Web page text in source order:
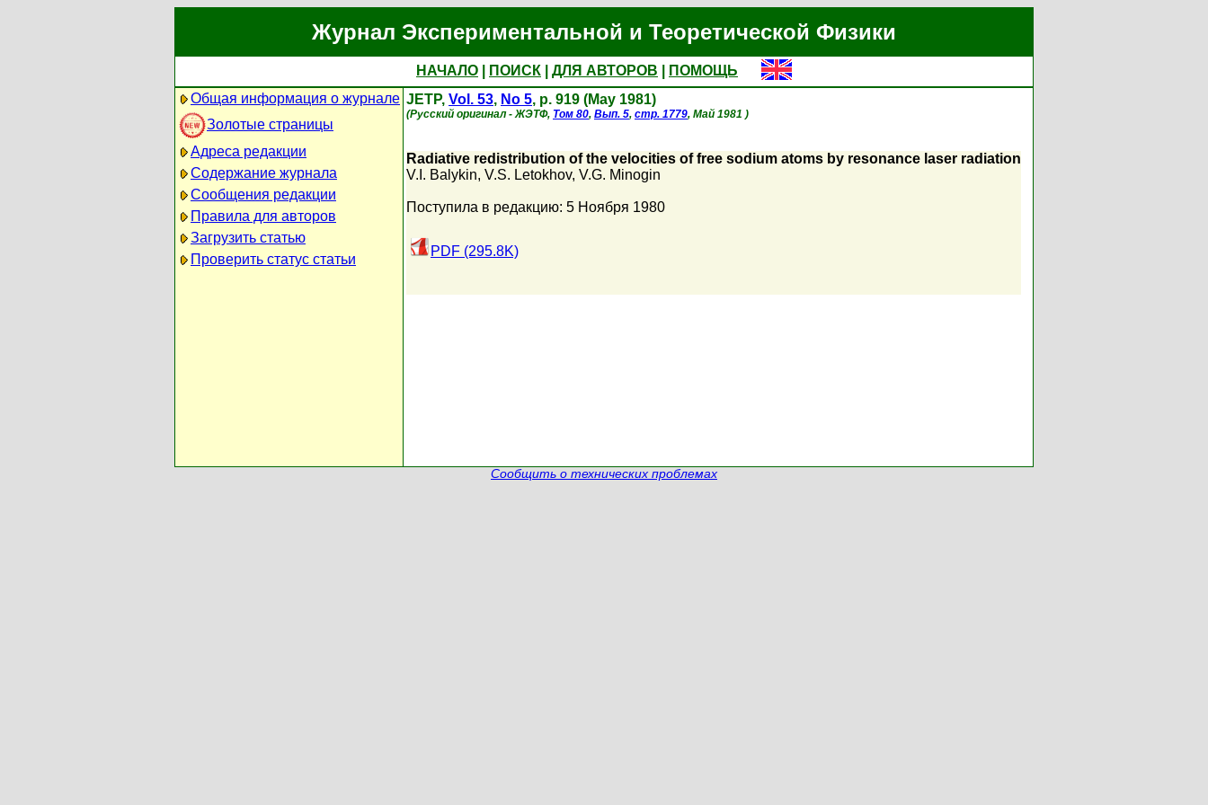
Журнал Экспериментальной и Теоретической Физики
НАЧАЛО ПОИСК ДЛЯ АВТОРОВ
ПОМОЩЬ
Общая информация о журнале
Золотые страницы
Адреса редакции
Содержание журнала
Сообщения редакции
Правила для авторов
Загрузить статью
Проверить статус статьи
JETP, Vol. 53, No 5, p. 919 (May 1981)
(Русский оригинал - ЖЭТФ, Том 80, Вып. 5, стр. 1779, Май 1981 )
Radiative redistribution of the velocities of free sodium atoms by resonance laser radiation
V.I. Balykin, V.S. Letokhov, V.G. Minogin
Поступила в редакцию: 5 Ноября 1980
PDF (295.8K)
Сообщить о технических проблемах